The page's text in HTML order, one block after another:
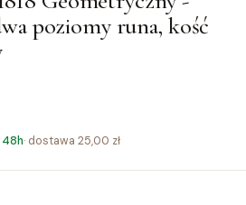
poziomy runa, kość
48h· dostawa 25,00 zł